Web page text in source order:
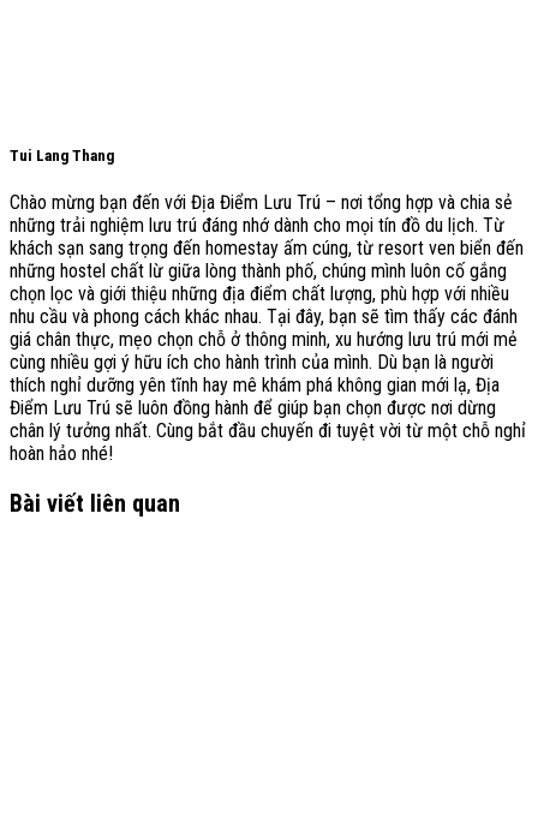
Tui Lang Thang
Chào mừng bạn đến với Địa Điểm Lưu Trú – nơi tổng hợp và chia sẻ
những trải nghiệm lưu trú đáng nhớ dành cho mọi tín đồ du lịch. Từ
khách sạn sang trọng đến homestay ấm cúng, từ resort ven biển đến
những hostel chất lừ giữa lòng thành phố, chúng mình luôn cố gắng
chọn lọc và giới thiệu những địa điểm chất lượng, phù hợp với nhiều
nhu cầu và phong cách khác nhau. Tại đây, bạn sẽ tìm thấy các đánh
giá chân thực, mẹo chọn chỗ ở thông minh, xu hướng lưu trú mới mẻ
cùng nhiều gợi ý hữu ích cho hành trình của mình. Dù bạn là người
thích nghỉ dưỡng yên tĩnh hay mê khám phá không gian mới lạ, Địa
Điểm Lưu Trú sẽ luôn đồng hành để giúp bạn chọn được nơi dừng
chân lý tưởng nhất. Cùng bắt đầu chuyến đi tuyệt vời từ một chỗ nghỉ
hoàn hảo nhé!
Bài viết liên quan